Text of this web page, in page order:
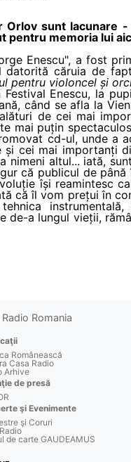
sunt lacunare -
memoria lui
Enescu", a fost
datorită căruia de
pentru violoncel și
Enescu, la
când se afla la
de cei mai
mai puțin
cd-ul, unde a
cei mai importanți
nimeni altul... iată,
că publicul de până
își reamintesc
că îl vom prețui în
instrumentală,
de-a lungul vieții,
Romania
Românească
Casa Radio
Arhive
de presă
şi Evenimente
şi Coruri
de carte GAUDEAMUS